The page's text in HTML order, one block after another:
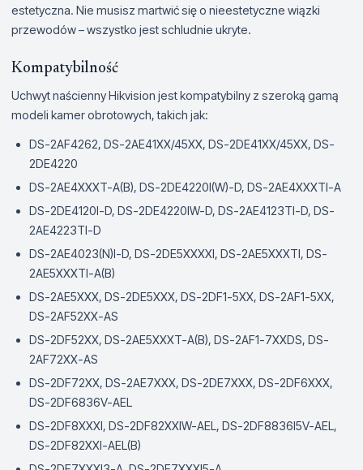
estetyczna. Nie musisz martwić się o nieestetyczne wiązki
przewodów – wszystko jest schludnie ukryte.
Kompatybilność
Uchwyt naścienny Hikvision jest kompatybilny z szeroką gamą
modeli kamer obrotowych, takich jak:
DS-2AF4262, DS-2AE41XX/45XX, DS-2DE41XX/45XX, DS-
2DE4220
DS-2AE4XXXT-A(B), DS-2DE4220I(W)-D, DS-2AE4XXXTI-A
DS-2DE4120I-D, DS-2DE4220IW-D, DS-2AE4123TI-D, DS-
2AE4223TI-D
DS-2AE4023(N)I-D, DS-2DE5XXXXI, DS-2AE5XXXTI, DS-
2AE5XXXTI-A(B)
DS-2AE5XXX, DS-2DE5XXX, DS-2DF1-5XX, DS-2AF1-5XX,
DS-2AF52XX-AS
DS-2DF52XX, DS-2AE5XXXT-A(B), DS-2AF1-7XXDS, DS-
2AF72XX-AS
DS-2DF72XX, DS-2AE7XXX, DS-2DE7XXX, DS-2DF6XXX,
DS-2DF6836V-AEL
DS-2DF8XXXI, DS-2DF82XXIW-AEL, DS-2DF8836I5V-AEL,
DS-2DF82XXI-AEL(B)